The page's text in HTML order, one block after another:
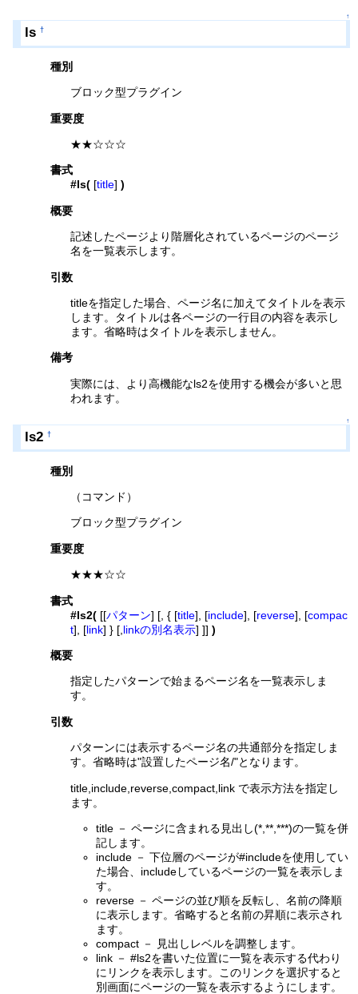
↑
ls†
種別
ブロック型プラグイン
重要度
★★☆☆☆
書式
#ls( [title])
概要
記述したページより階層化されているページのページ
名を一覧表示します。
引数
titleを指定した場合、ページ名に加えてタイトルを表示
します。タイトルは各ページの一行目の内容を表示し
ます。省略時はタイトルを表示しません。
備考
実際には、より高機能なls2を使用する機会が多いと思
われます。
↑
ls2†
種別
（コマンド）
ブロック型プラグイン
重要度
★★★☆☆
書式
#ls2( [[パターン] [, { [title], [include], [reverse], [compac
t], [link] } [, linkの別名表示] ]])
概要
指定したパターンで始まるページ名を一覧表示しま
す。
引数
パターンには表示するページ名の共通部分を指定しま
す。省略時は"設置したページ名/"となります。
title,include,reverse,compact,link で表示方法を指定し
ます。
title － ページに含まれる見出し(*,**,***)の一覧を併
記します。
include － 下位層のページが#includeを使用してい
た場合、includeしているページの一覧を表示しま
す。
reverse － ページの並び順を反転し、名前の降順
に表示します。省略すると名前の昇順に表示され
ます。
compact － 見出しレベルを調整します。
link － #ls2を書いた位置に一覧を表示する代わり
にリンクを表示します。このリンクを選択すると
別画面にページの一覧を表示するようにします。